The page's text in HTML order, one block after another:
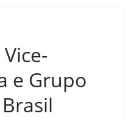
e Grupo